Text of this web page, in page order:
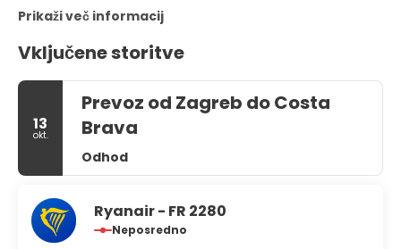
Prikaži več informacij
Vključene storitve
13
okt.
Prevoz od Zagreb do Costa
Brava
Odhod
Ryanair - FR 2280
Neposredno